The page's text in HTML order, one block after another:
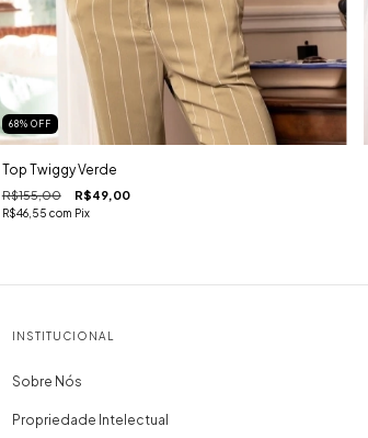
68% OFF
Top Twiggy Verde
R$155,00 R$49,00
R$46,55 com Pix
INSTITUCIONAL
Sobre Nós
Propriedade Intelectual